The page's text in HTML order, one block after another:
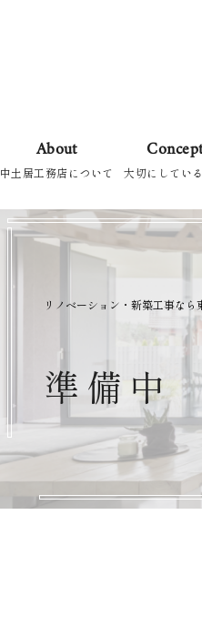
About
中土居工務店について 大切にしてい
リノベーション・新築工事な
準 備 中